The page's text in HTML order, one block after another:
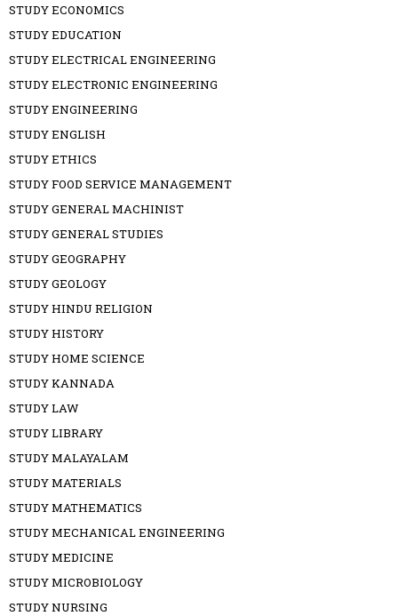
STUDY ECONOMICS
STUDY EDUCATION
STUDY ELECTRICAL ENGINEERING
STUDY ELECTRONIC ENGINEERING
STUDY ENGINEERING
STUDY ENGLISH
STUDY ETHICS
STUDY FOOD SERVICE MANAGEMENT
STUDY GENERAL MACHINIST
STUDY GENERAL STUDIES
STUDY GEOGRAPHY
STUDY GEOLOGY
STUDY HINDU RELIGION
STUDY HISTORY
STUDY HOME SCIENCE
STUDY KANNADA
STUDY LAW
STUDY LIBRARY
STUDY MALAYALAM
STUDY MATERIALS
STUDY MATHEMATICS
STUDY MECHANICAL ENGINEERING
STUDY MEDICINE
STUDY MICROBIOLOGY
STUDY NURSING